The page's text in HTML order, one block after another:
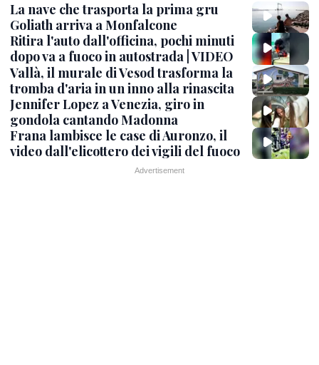
La nave che trasporta la prima gru
Goliath arriva a Monfalcone
Ritira l'auto dall'officina, pochi minuti
dopo va a fuoco in autostrada | VIDEO
Vallà, il murale di Vesod trasforma la
tromba d'aria in un inno alla rinascita
Jennifer Lopez a Venezia, giro in
gondola cantando Madonna
Frana lambisce le case di Auronzo, il
video dall'elicottero dei vigili del fuoco